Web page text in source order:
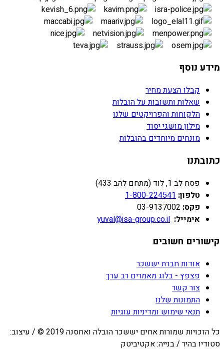
מידע נוסף
קבלו הצעת מחיר
שאלות ותשובות על הובלות
הלקוחות והפרויקטים שלנו
מילון מושגי יסוד
מונחים מיוחדים בהובלות
כתובתנו
פסח לב 1, לוד (מתחם להב 433)
טלפון: 1-800-224541
פקס: 03-9137002
אימייל: yuval@isa-group.co.il
קישורים חשובים
אודות חברת יששכר
פצפץ - בלוג מאמרים רב ערך
צור קשר
התמונות שלנו
תנאי שימוש ומדיניות עוגיות
כל הזכויות שמורות אחים יששכר הובלה ואחסנה 2019 © / עיצוב:
סטודיו בהיר / בנייה: אקטיביטק